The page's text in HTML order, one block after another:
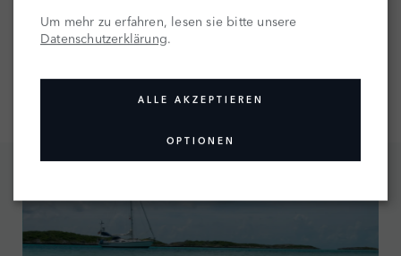
005/2006 überquerte Johannes Erdmann als 19-Jähriger
alleine mit seiner Yacht Maverick den Atlantik. Aus dem 31-
Um mehr zu erfahren, lesen sie bitte unsere
Datenschutzerklärung.
OPTIONEN
ALLE AKZEPTIEREN